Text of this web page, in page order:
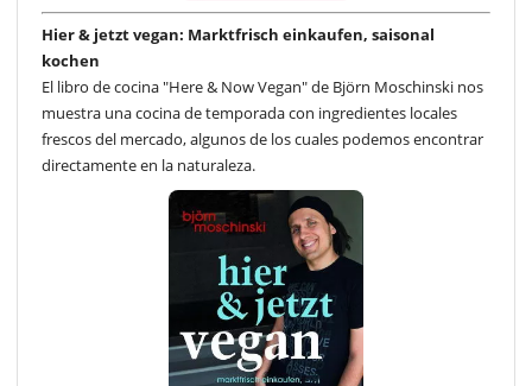
Hier & jetzt vegan: Marktfrisch einkaufen, saisonal
kochen
El libro de cocina "Here & Now Vegan" de Björn Moschinski nos
muestra una cocina de temporada con ingredientes locales
frescos del mercado, algunos de los cuales podemos encontrar
directamente en la naturaleza.